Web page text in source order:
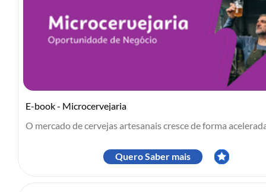
E-book - Microcervejaria
O mercado de cervejas artesanais cresce de forma
Quero Saber mais